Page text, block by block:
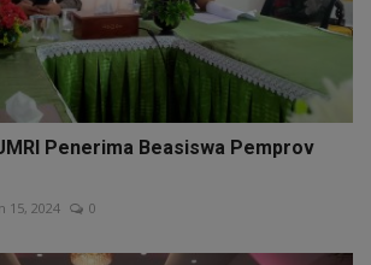
Penerima Beasiswa Pemprov
15, 2024 0